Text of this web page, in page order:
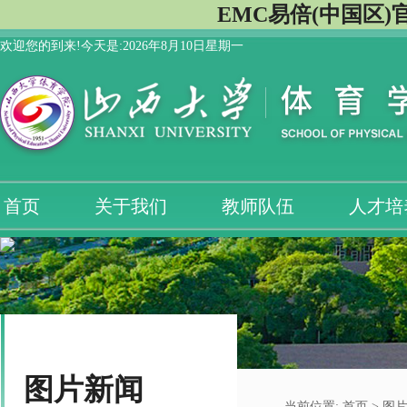
EMC易倍(中国区)
欢迎您的到来!今天是:2026年8月10日星期一
首页 关于我们 教师队伍 人才
图片新闻